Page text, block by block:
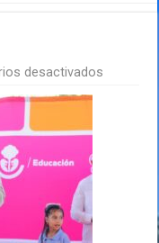
desactivados